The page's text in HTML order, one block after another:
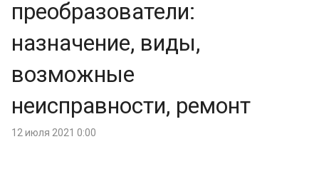
преобразователи:
назначение, виды,
возможные
неисправности, ремонт
12 июля 2021 0:00